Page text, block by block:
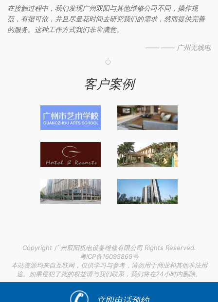
在接触过程中，我们发现广州双阳与其他维修公司不同，操作规
范，有据可依，并且尽量花时间去研究我们的需求，然而提供完善
的服务。这种工作方式我们非常满意。
—— —— 广州无线电
客户案例
Copyright 广州双阳机电设备维修有限公司 Rights Reserved.
粤ICP备16095869号
本站资源均来自互联网，仅供学习与参考，请勿用于商业和其他非法用
途。如果侵犯了您的权益请与我们联系，我们将在24小时内删除。
botox除皱针大概多少钱|